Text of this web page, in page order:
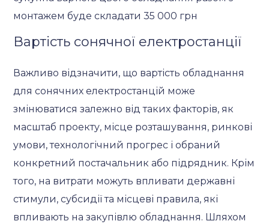
монтажем буде складати 35 000 грн
Вартість сонячної електростанції
Важливо відзначити, що вартість обладнання
для сонячних електростанцій може
змінюватися залежно від таких факторів, як
масштаб проекту, місце розташування, ринкові
умови, технологічний прогрес і обраний
конкретний постачальник або підрядник. Крім
того, на витрати можуть впливати державні
стимули, субсидії та місцеві правила, які
впливають на закупівлю обладнання. Шляхом